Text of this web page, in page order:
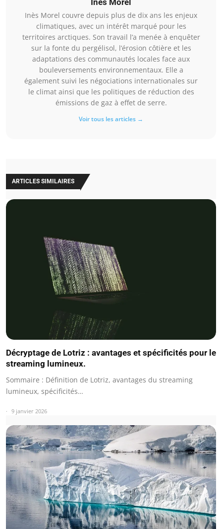
Inès Morel
Inès Morel couvre depuis plus de dix ans les enjeux
climatiques, avec un intérêt marqué pour les
territoires arctiques. Son travail l’a menée à enquêter
sur la fonte du pergélisol, l’érosion côtière et les
adaptations des communautés locales face aux
bouleversements environnementaux. Elle a
également suivi les négociations internationales sur
le climat ainsi que les politiques de réduction des
émissions de gaz à effet de serre.
Voir tous les articles →
ARTICLES SIMILAIRES
Décryptage de Lotriz : avantages et spécificités pour le
streaming lumineux.
Sommaire : Définition de Lotriz, avantages du streaming
lumineux, spécificités…
9 janvier 2026